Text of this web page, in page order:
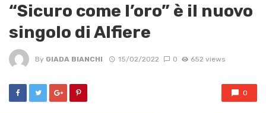
“Sicuro come l’oro” è il nuovo
singolo di Alfiere
By GIADA BIANCHI 15/02/2022 0 652 views
0